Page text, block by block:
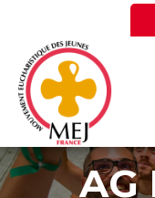
Newsletter
AG